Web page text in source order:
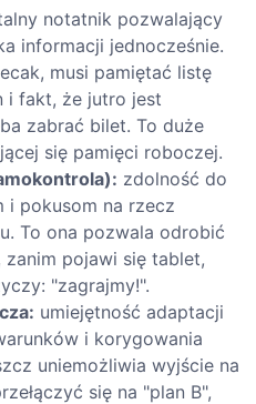
notatnik pozwalający
informacji jednocześnie.
musi pamiętać listę
i fakt, że jutro jest
zabrać bilet. To duże
się pamięci roboczej.
zdolność do
i pokusom na rzecz
To ona pozwala odrobić
pojawi się tablet,
"zagrajmy!".
umiejętność adaptacji
i korygowania
uniemożliwia wyjście na
się na "plan B",